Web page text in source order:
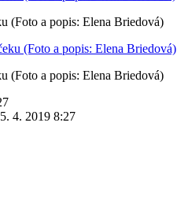
(Foto a popis: Elena Briedová)
(Foto a popis: Elena Briedová)
4. 2019 8:27